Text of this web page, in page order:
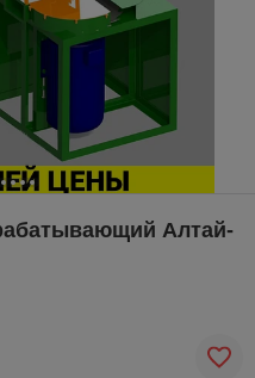
Алтай-